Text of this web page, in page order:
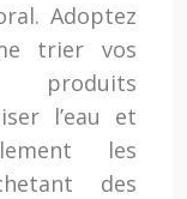
Adoptez
trier vos
produits
l’eau et
les
des